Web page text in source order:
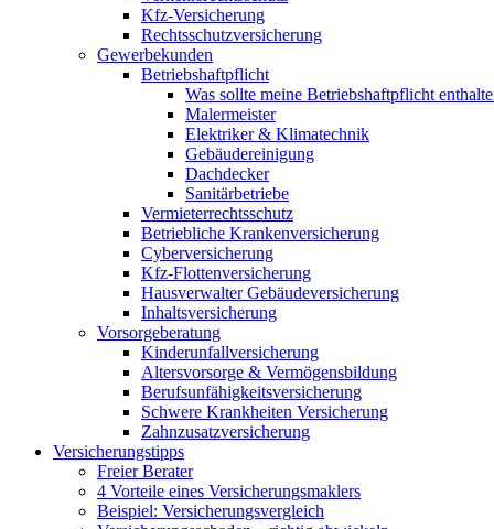
Kfz-Versicherung
Rechtsschutzversicherung
Gewerbekunden
Betriebshaftpflicht
Was sollte meine Betriebshaftpflicht
Malermeister
Elektriker & Klimatechnik
Gebäudereinigung
Dachdecker
Sanitärbetriebe
Vermieterrechtsschutz
Betriebliche Krankenversicherung
Cyberversicherung
Kfz-Flottenversicherung
Hausverwalter Gebäudeversicherung
Inhaltsversicherung
Vorsorgeberatung
Kinderunfallversicherung
Altersvorsorge & Vermögensbildung
Berufsunfähigkeitsversicherung
Schwere Krankheiten Versicherung
Zahnzusatzversicherung
Versicherungstipps
Freier Berater
4 Vorteile eines Versicherungsmaklers
Beispiel: Versicherungsvergleich